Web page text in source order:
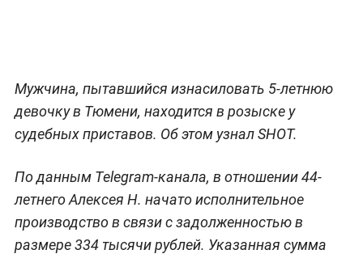
Мужчина, пытавшийся изнасиловать 5-летнюю
девочку в Тюмени, находится в розыске у
судебных приставов. Об этом узнал SHOT.
По данным Telegram-канала, в отношении 44-
летнего Алексея Н. начато исполнительное
производство в связи с задолженностью в
размере 334 тысячи рублей. Указанная сумма